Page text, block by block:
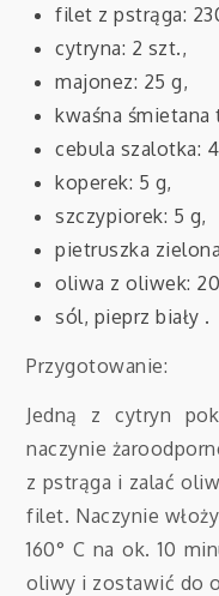
filet z pstrąga:
cytryna: 2 szt.,
majonez: 25 g,
kwaśna
cebula szalotka:
koperek: 5 g,
szczypiorek: 5 g,
pietruszka
oliwa z oliwek:
sól, pieprz biały .
Przygotowanie:
Jedną z cytryn
naczynie
z pstrąga i zalać
filet. Naczynie
160° C na ok. 10
oliwy i zostawić do